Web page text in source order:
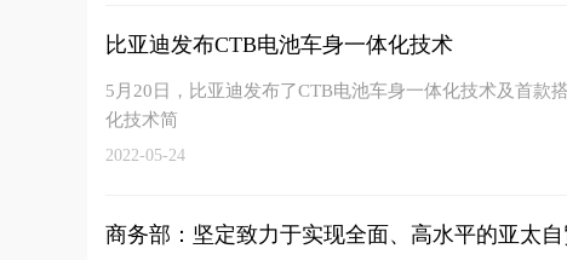
比亚迪发布CTB电池车身一体化技术
5月20日，比亚迪发布了CTB电池车身一体化技术及首款
化技术简
2022-05-24
商务部：坚定致力于实现全面、高水平的亚太自